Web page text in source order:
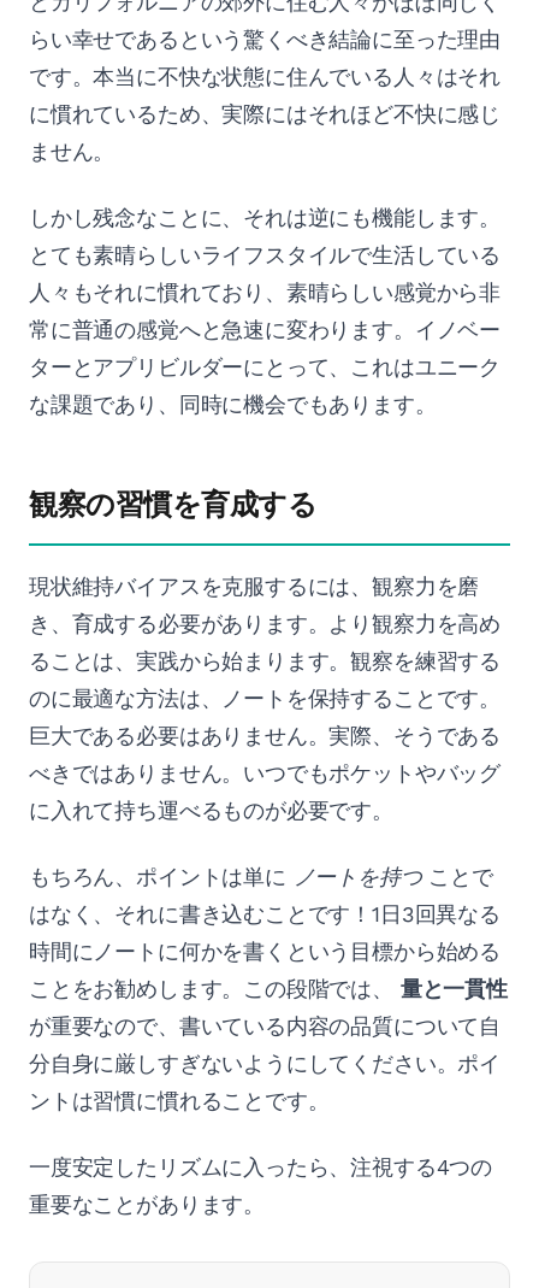
らい幸せであるという驚くべき結論に至った理由
です。本当に不快な状態に住んでいる人々はそれ
に慣れているため、実際にはそれほど不快に感じ
ません。
しかし残念なことに、それは逆にも機能します。
とても素晴らしいライフスタイルで生活している
人々もそれに慣れており、素晴らしい感覚から非
常に普通の感覚へと急速に変わります。イノベー
ターとアプリビルダーにとって、これはユニーク
な課題であり、同時に機会でもあります。
観察の習慣を育成する
現状維持バイアスを克服するには、観察力を磨
き、育成する必要があります。より観察力を高め
ることは、実践から始まります。観察を練習する
のに最適な方法は、ノートを保持することです。
巨大である必要はありません。実際、そうである
べきではありません。いつでもポケットやバッグ
に入れて持ち運べるものが必要です。
もちろん、ポイントは単に ノートを持つことで
はなく、それに書き込むことです！1日3回異なる
時間にノートに何かを書くという目標から始める
ことをお勧めします。この段階では、 量と一貫性
が重要なので、書いている内容の品質について自
分自身に厳しすぎないようにしてください。ポイ
ントは習慣に慣れることです。
一度安定したリズムに入ったら、注視する4つの
重要なことがあります。